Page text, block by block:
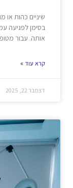
שיניים כהות או
בסימן לפגיעה
אותה. עבור
קרא עוד »
דצמבר 22, 2025